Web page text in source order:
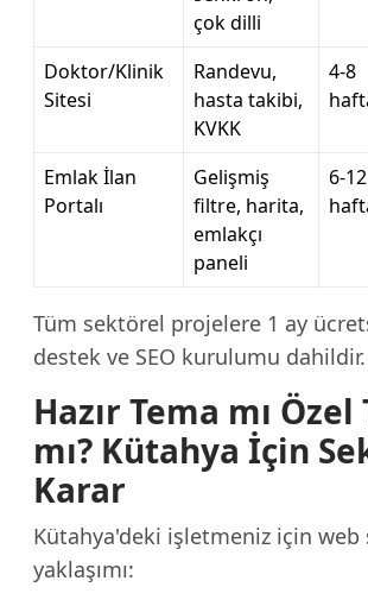
çok dilli
Doktor/Klinik
Sitesi
Randevu,
hasta takibi,
KVKK
4-8
Emlak İlan
Portalı
Gelişmiş
filtre, harita,
emlakçı
paneli
6-12
Tüm sektörel projelere 1 ay
destek ve SEO kurulumu dahildir.
Hazır Tema mı Özel
mı? Kütahya İçin
Karar
Kütahya'deki işletmeniz için web
yaklaşımı: